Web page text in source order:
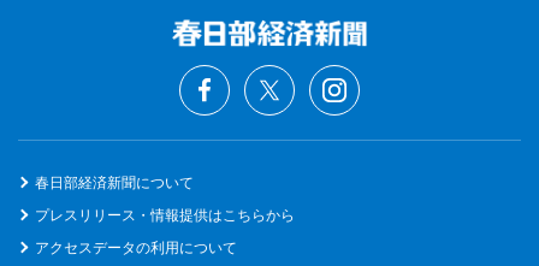
春日部経済新聞について
プレスリリース・情報提供はこちらから
アクセスデータの利用について